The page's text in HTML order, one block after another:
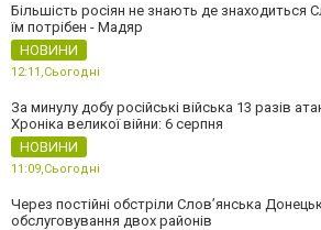
Більшість росіян не знають де знаходиться
їм потрібен - Мадяр
НОВИНИ
12:11,Сьогодні
За минулу добу російські війська 13 разів
Хроніка великої війни: 6 серпня
НОВИНИ
11:09,Сьогодні
Через постійні обстріли Слов’янська
обслуговування двох районів